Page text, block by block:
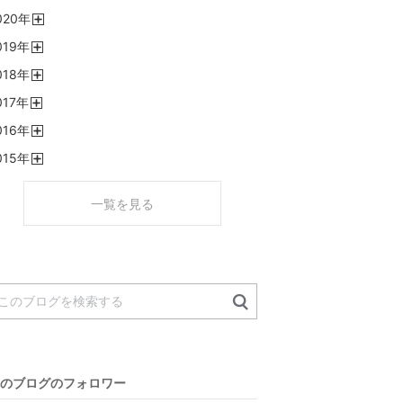
年
年
年
年
年
年
一覧を見る
ブログのフォロワー